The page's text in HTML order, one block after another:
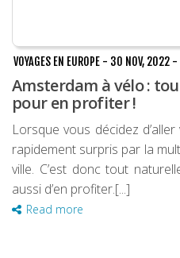
VOYAGES EN EUROPE - 30 NOV, 2022 -
Amsterdam à vélo :
pour en profiter !
Lorsque vous décidez
rapidement surpris par la
ville. C’est donc tout
aussi d’en profiter.[...]
Read more